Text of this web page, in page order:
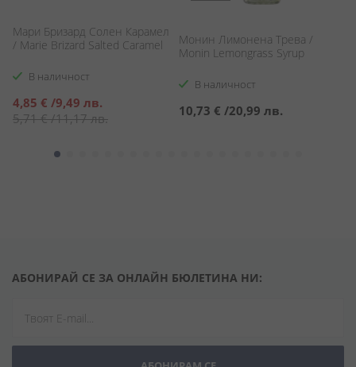
Мари Бризард Солен Карамел
/ Marie Brizard Salted Caramel
В наличност
Специална
цена
4,85 € /9,49 лв.
5,71 €/11,17 лв.
Монин Лимонена Трева /
Monin Lemongrass Syrup
В наличност
10,73 € /20,99 лв.
АБОНИРАЙ СЕ ЗА ОНЛАЙН БЮЛЕТИНА НИ: